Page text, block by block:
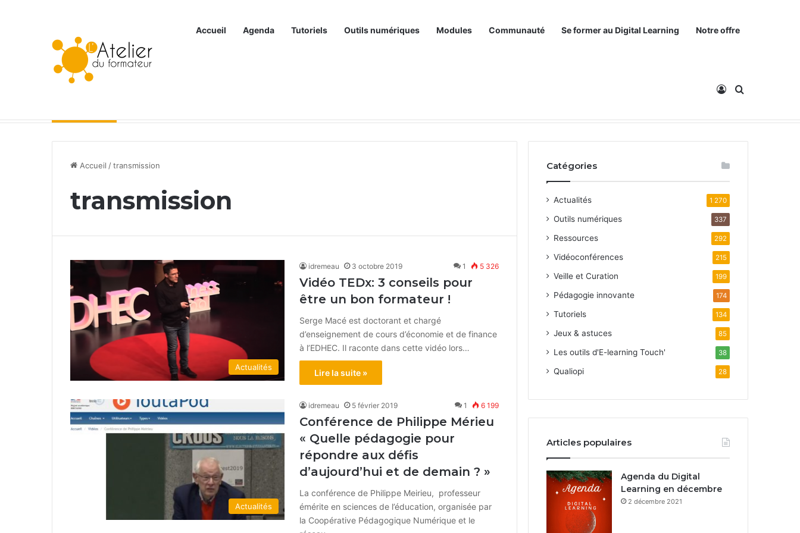
Accueil Agenda Tutoriels Outils numériques Modules Communauté Se former au Digital Learning Notre offre
Connexion
Rechercher
Accueil /transmission
transmission
Actualités
idremeau 3 octobre 2019 1 5 326
Vidéo TEDx: 3 conseils pour
être un bon formateur !
Serge Macé est doctorant et chargé
d’enseignement de cours d’économie et de finance
à l’EDHEC. Il raconte dans cette vidéo lors…
Lire la suite »
Actualités
idremeau 5 février 2019 1 6 199
Conférence de Philippe Mérieu
« Quelle pédagogie pour
répondre aux défis
d’aujourd’hui et de demain ? »
La conférence de Philippe Meirieu, professeur
émérite en sciences de l’éducation, organisée par
la Coopérative Pédagogique Numérique et le
Catégories
Actualités 1 270
Outils numériques 337
Ressources 292
Vidéoconférences 215
Veille et Curation 199
Pédagogie innovante 174
Tutoriels 134
Jeux & astuces 85
Les outils d'E-learning Touch' 38
Qualiopi 28
Articles populaires
Agenda du Digital
Learning en décembre
2 décembre 2021